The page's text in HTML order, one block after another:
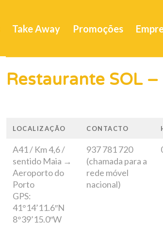
Take Away Promoções
Restaurante SOL –
LOCALIZAÇÃO CONTACTO
A41 / Km 4,6 /
sentido Maia →
Aeroporto do
Porto
GPS:
41°14’11.6″N
8°39’15.0″W
937 781 720
(chamada para a
rede móvel
nacional)